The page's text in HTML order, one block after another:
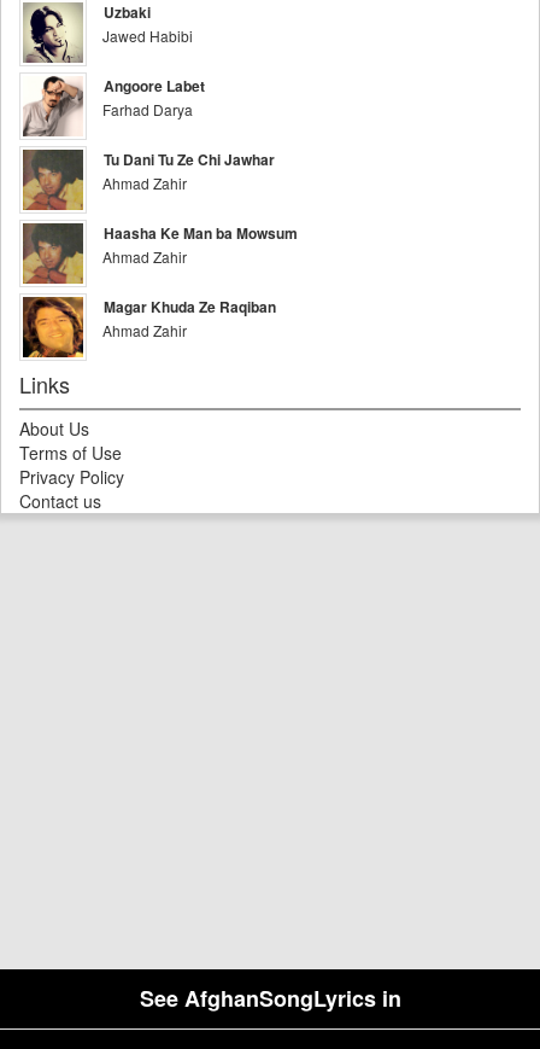
See AfghanSongLyrics in
Uzbaki
Jawed Habibi
Angoore Labet
Farhad Darya
Tu Dani Tu Ze Chi Jawhar
Ahmad Zahir
Haasha Ke Man ba Mowsum
Ahmad Zahir
Magar Khuda Ze Raqiban
Ahmad Zahir
Links
About Us
Terms of Use
Privacy Policy
Contact us